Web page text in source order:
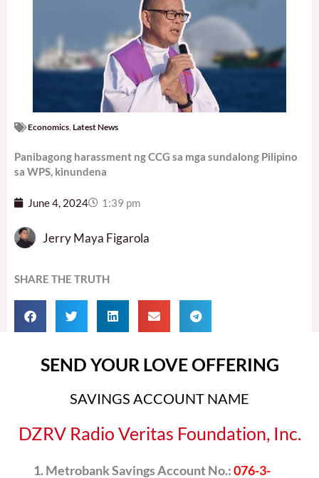
Economics Latest News
Panibagong harassment ng CCG sa mga sundalong Pilipino
sa WPS, kinundena
June 4, 2024 1:39 pm
Jerry Maya Figarola
SHARE THE TRUTH
SEND YOUR LOVE OFFERING
SAVINGS ACCOUNT NAME
DZRV Radio Veritas Foundation, Inc.
Metrobank Savings Account No.:076-3-